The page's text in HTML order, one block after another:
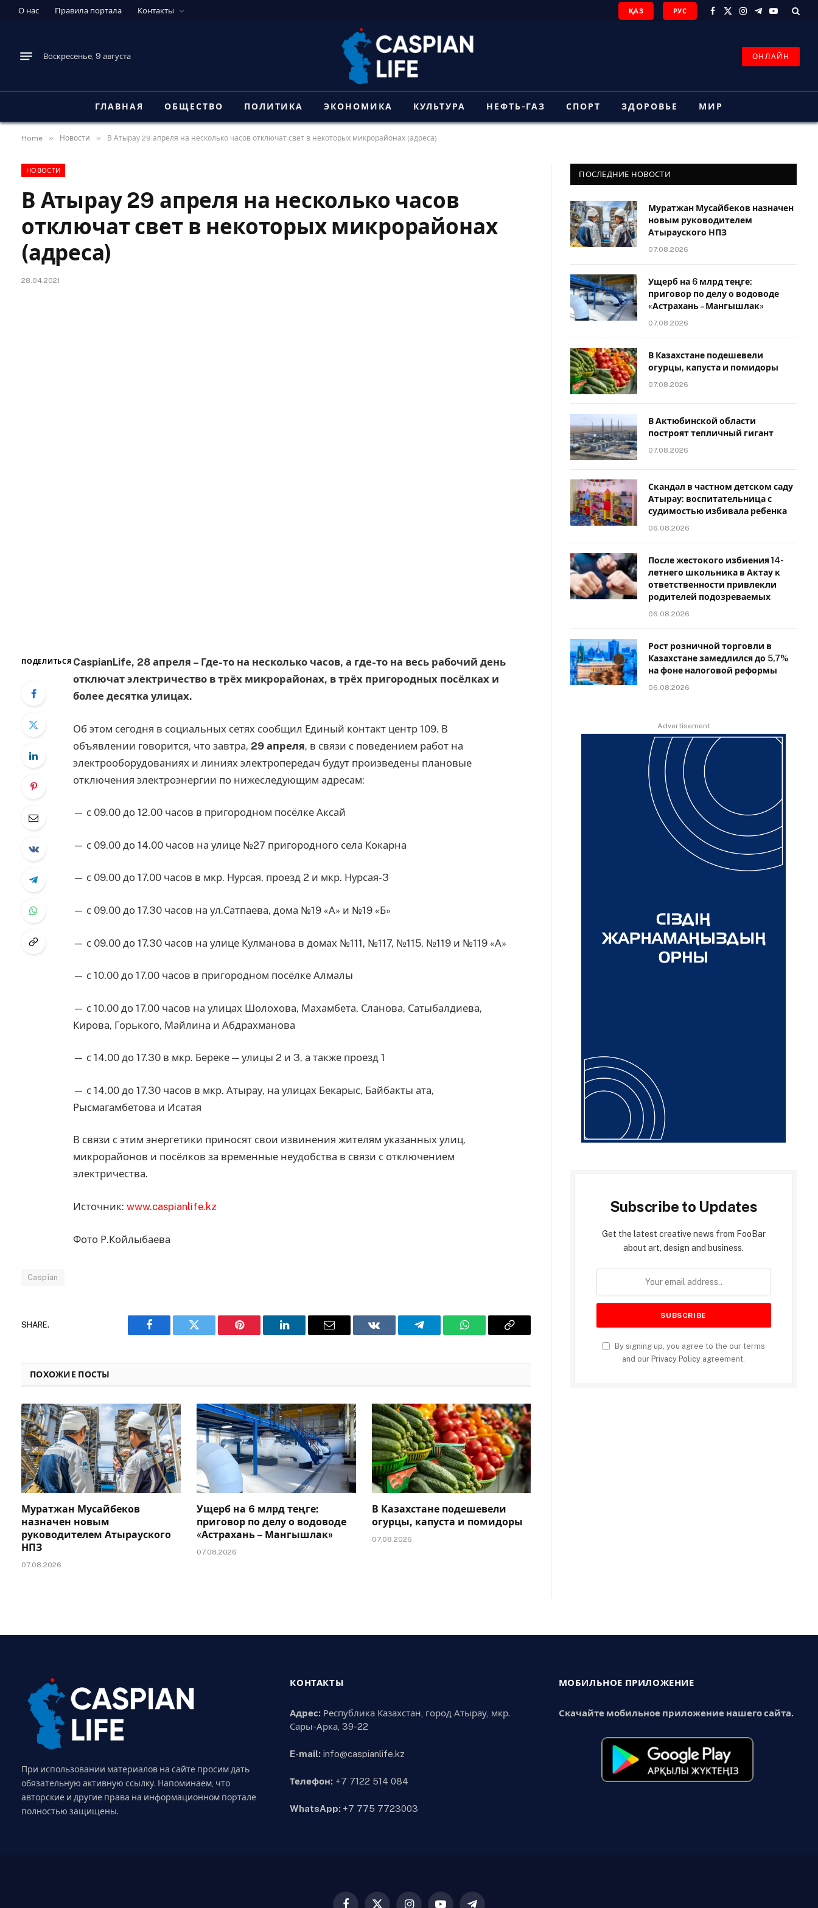
О нас Правила портала Контакты ҚАЗ РУС
Facebook
X
Instagram
Telegram
YouTube
Воскресенье, 9 августа ОНЛАЙН
ГЛАВНАЯ ОБЩЕСТВО ПОЛИТИКА ЭКОНОМИКА КУЛЬТУРА НЕФТЬ-ГАЗ СПОРТ ЗДОРОВЬЕ МИР
Home » Новости » В Атырау 29 апреля на несколько часов отключат свет в некоторых микрорайонах (адреса)
НОВОСТИ
В Атырау 29 апреля на несколько часов
отключат свет в некоторых микрорайонах
(адреса)
28.04.2021
ПОДЕЛИТЬСЯ CaspianLife, 28 апреля – Где-то на несколько часов, а где-то на весь рабочий день
отключат электричество в трёх микрорайонах, в трёх пригородных посёлках и
более десятка улицах.
Об этом сегодня в социальных сетях сообщил Единый контакт центр 109. В
объявлении говорится, что завтра, 29 апреля, в связи с поведением работ на
электрооборудованиях и линиях электропередач будут произведены плановые
отключения электроэнергии по нижеследующим адресам:
— с 09.00 до 12.00 часов в пригородном посёлке Аксай
— с 09.00 до 14.00 часов на улице №27 пригородного села Кокарна
— с 09.00 до 17.00 часов в мкр. Нурсая, проезд 2 и мкр. Нурсая-3
— с 09.00 до 17.30 часов на ул.Сатпаева, дома №19 «А» и №19 «Б»
— с 09.00 до 17.30 часов на улице Кулманова в домах №111, №117, №115, №119 и №119 «А»
— с 10.00 до 17.00 часов в пригородном посёлке Алмалы
— с 10.00 до 17.00 часов на улицах Шолохова, Махамбета, Сланова, Сатыбалдиева,
Кирова, Горького, Майлина и Абдрахманова
— с 14.00 до 17.30 в мкр. Береке — улицы 2 и 3, а также проезд 1
— с 14.00 до 17.30 часов в мкр. Атырау, на улицах Бекарыс, Байбакты ата,
Рысмагамбетова и Исатая
В связи с этим энергетики приносят свои извинения жителям указанных улиц,
микрорайонов и посёлков за временные неудобства в связи с отключением
электричества.
Источник: www.caspianlife.kz
Фото Р.Койлыбаева
Caspian
SHARE.
Facebook Twitter Pinterest LinkedIn Email VKontakteTelegram WhatsAppCopy
ПОХОЖИЕ ПОСТЫ
Муратжан Мусайбеков
назначен новым
руководителем Атырауского
НПЗ
07.08.2026
Ущерб на 6 млрд теңге:
приговор по делу о водоводе
«Астрахань – Мангышлак»
07.08.2026
В Казахстане подешевели
огурцы, капуста и помидоры
07.08.2026
ПОСЛЕДНИЕ НОВОСТИ
Муратжан Мусайбеков назначен
новым руководителем
Атырауского НПЗ
07.08.2026
Ущерб на 6 млрд теңге:
приговор по делу о водоводе
«Астрахань – Мангышлак»
07.08.2026
В Казахстане подешевели
огурцы, капуста и помидоры
07.08.2026
В Актюбинской области
построят тепличный гигант
07.08.2026
Скандал в частном детском саду
Атырау: воспитательница с
судимостью избивала ребенка
06.08.2026
После жестокого избиения 14-
летнего школьника в Актау к
ответственности привлекли
родителей подозреваемых
06.08.2026
Рост розничной торговли в
Казахстане замедлился до 5,7%
на фоне налоговой реформы
06.08.2026
Advertisement
Subscribe to Updates
Get the latest creative news from FooBar
about art, design and business.
By signing up, you agree to the our terms
and our Privacy Policy agreement.
При использовании материалов на сайте просим дать
обязательную активную ссылку. Напоминаем, что
авторские и другие права на информационном портале
полностью защищены.
КОНТАКТЫ
Адрес: Республика Казахстан, город Атырау, мкр.
Сары-Арка, 39-22
E-mail: info@caspianlife.kz
Телефон: +7 7122 514 084
WhatsApp: +7 775 7723003
МОБИЛЬНОЕ ПРИЛОЖЕНИЕ
Скачайте мобильное приложение нашего сайта.